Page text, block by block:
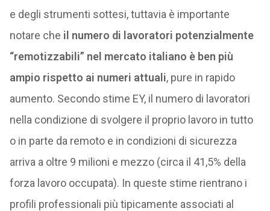
e degli strumenti sottesi, tuttavia è importante
notare che il numero di lavoratori potenzialmente
“remotizzabili” nel mercato italiano è ben più
ampio rispetto ai numeri attuali, pure in rapido
aumento. Secondo stime EY, il numero di lavoratori
nella condizione di svolgere il proprio lavoro in tutto
o in parte da remoto e in condizioni di sicurezza
arriva a oltre 9 milioni e mezzo (circa il 41,5% della
forza lavoro occupata). In queste stime rientrano i
profili professionali più tipicamente associati al